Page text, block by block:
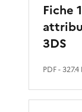
Fiche
3DS
PDF- 327.4